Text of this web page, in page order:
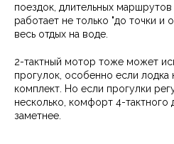
поездок, длительных
работает не только "до точки и
весь отдых на воде.
2-тактный мотор тоже может
прогулок, особенно если лодка
комплект. Но если прогулки
несколько, комфорт 4-тактного
заметнее.